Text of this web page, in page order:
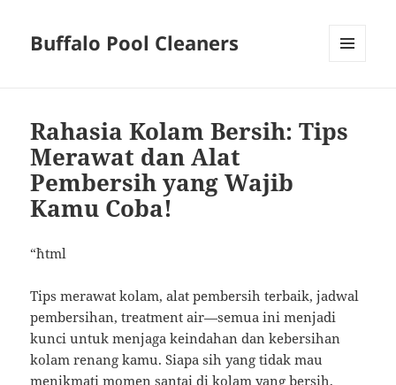
Buffalo Pool Cleaners
Rahasia Kolam Bersih: Tips
Merawat dan Alat
Pembersih yang Wajib
Kamu Coba!
“`html
Tips merawat kolam, alat pembersih terbaik, jadwal
pembersihan, treatment air—semua ini menjadi
kunci untuk menjaga keindahan dan kebersihan
kolam renang kamu. Siapa sih yang tidak mau
menikmati momen santai di kolam yang bersih,